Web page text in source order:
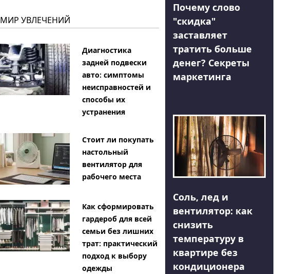
МИР УВЛЕЧЕНИЙ
Диагностика
задней подвески
авто: симптомы
неисправностей и
способы их
устранения
Стоит ли покупать
настольный
вентилятор для
рабочего места
Как сформировать
гардероб для всей
семьи без лишних
трат: практический
подход к выбору
одежды
Почему слово
"скидка"
заставляет
тратить больше
денег? Секреты
маркетинга
Соль, лед и
вентилятор: как
снизить
температуру в
квартире без
кондиционера